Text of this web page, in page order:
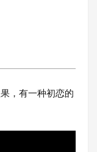
，有一种初恋的